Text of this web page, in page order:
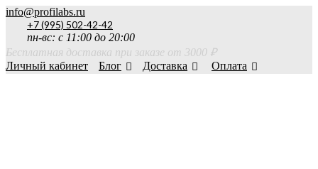
info@profilabs.ru
+7 (995) 502-42-42
пн-вс: с 11:00 до 20:00
Бесплатная доставка при заказе от 3000 ₽
Личный кабинет
Блог Доставка Оплата